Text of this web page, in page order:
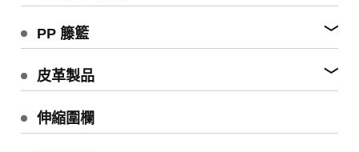
PP 籐籃
皮革製品
伸縮圍欄